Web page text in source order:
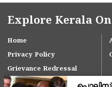
Explore Kerala
Home
Privacy Policy
Grievance Redressal